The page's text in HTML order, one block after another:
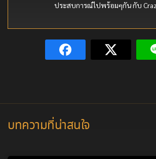
ประสบการณ์ไปพร้อมๆกัน กับ
บทความที่น่าสนใจ